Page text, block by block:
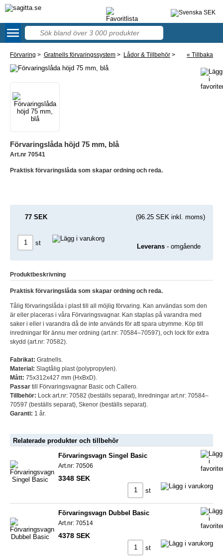
57
menu
Förvaring > Gratnells förvaringssystem > Lådor & Tillbehör > « Tillbaka
Förvaringslåda höjd 75 mm, blå
Art.nr 70541
Praktisk förvaringslåda som skapar ordning och reda.
77 SEK (96.25 SEK inkl. moms)
st Leverans - omgående
Produktbeskrivning
Praktisk förvaringslåda som skapar ordning och reda.
Tålig förvaringslåda i plast till all möjlig förvaring. Kan användas som den
är eller placeras i våra Förvaringsvagnar. Kan staplas på varandra med
saker i eller i varandra då de inte används för att spara utrymme. Köp till
inredningar för ännu mer ordning (art.nr: 70584–70597), och lock för extra
skydd (art.nr: 70582).
Fabrikat: Gratnells.
Material: Slagtålig plast (polypropylen).
Mått: 75x312x427 mm (HxBxD).
Passar till Förvaringsvagnar Basic och Callero.
Tillbehör: Lock art.nr: 70582 (beställs separat), Inredningar art.nr: 70584–
70597 (beställs separat), Skenor (beställs separat).
Garanti: 1 år.
Relaterade produkter och tillbehör
Förvaringsvagn Singel Basic
Art.nr: 70506
3348 SEK
st
Förvaringsvagn Dubbel Basic
Art.nr: 70514
4378 SEK
st